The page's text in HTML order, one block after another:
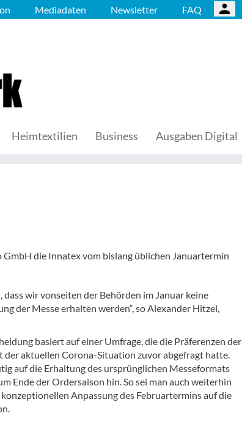
Mediadaten Newsletter FAQ
Heimtextilien Business Ausgaben Digital
die Innatex vom bislang üblichen Januartermin
dass wir vonseiten der Behörden im Januar keine
der Messe erhalten werden“, so Alexander Hitzel,
basiert auf einer Umfrage, die die Präferenzen der
der aktuellen Corona-Situation zuvor abgefragt hatte.
auf die Erhaltung des ursprünglichen Messeformats
Ende der Ordersaison hin. So sei man auch weiterhin
Anpassung des Februartermins auf die